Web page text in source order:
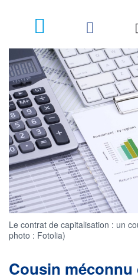
Le contrat de capitalisation : un
photo : Fotolia)
Cousin